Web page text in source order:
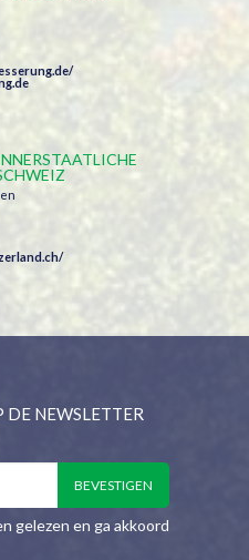
NEWSLETTER
gelezen en ga akkoord